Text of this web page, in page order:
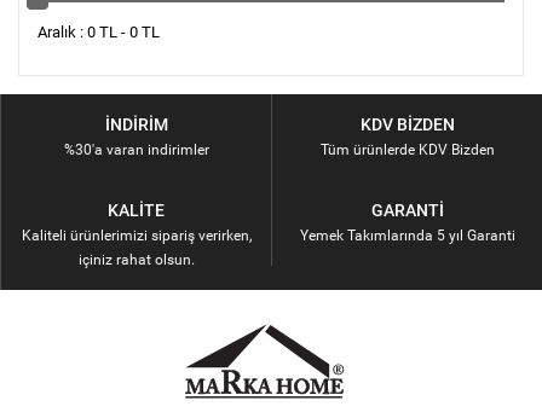
Aralık : 0 TL - 0 TL
İNDIRIM
%30'a varan indirimler
KDV BIZDEN
Tüm ürünlerde KDV Bizden
KALITE
Kaliteli ürünlerimizi sipariş verirken,
içiniz rahat olsun.
GARANTI
Yemek Takımlarında 5 yıl Garanti